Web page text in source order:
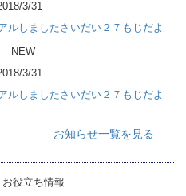
3/31
ルしましたさいだい２７もじだよ
NEW
3/31
ルしましたさいだい２７もじだよ
お知らせ一覧を見る
お役立ち情報